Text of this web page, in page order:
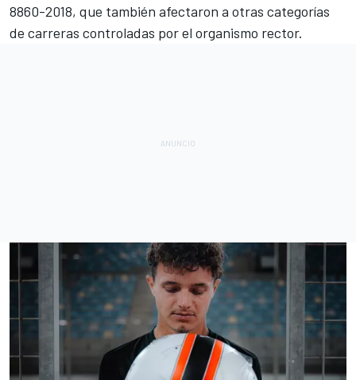
8860-2018, que también afectaron a otras categorías
de carreras controladas por el organismo rector.